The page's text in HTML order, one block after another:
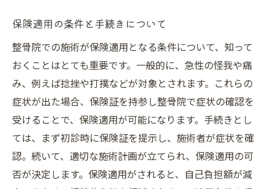
保険適用の条件と手続きについて
整骨院での施術が保険適用となる条件について、知って
おくことはとても重要です。一般的に、急性の怪我や痛
み、例えば捻挫や打撲などが対象とされます。これらの
症状が出た場合、保険証を持参し整骨院で症状の確認を
受けることで、保険適用が可能になります。手続きとし
ては、まず初診時に保険証を提示し、施術者が症状を確
認。続いて、適切な施術計画が立てられ、保険適用の可
否が決定します。保険適用がされると、自己負担額が減